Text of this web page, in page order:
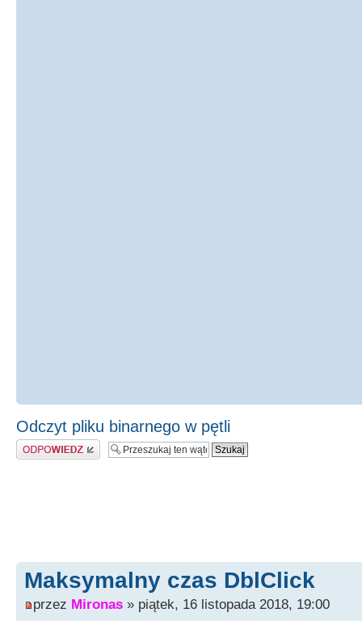
Odczyt pliku binarnego w pętli
Odpowiedz
Maksymalny czas DblClick
przez Mironas » piątek, 16 listopada 2018, 19:00